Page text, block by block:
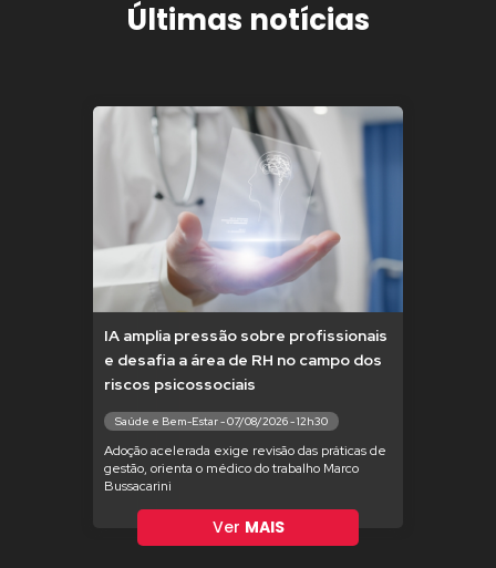
Últimas notícias
IA amplia pressão sobre profissionais
e desafia a área de RH no campo dos
riscos psicossociais
Saúde e Bem-Estar - 07/08/2026 - 12h30
Adoção acelerada exige revisão das práticas de
gestão, orienta o médico do trabalho Marco
Bussacarini
Ver MAIS